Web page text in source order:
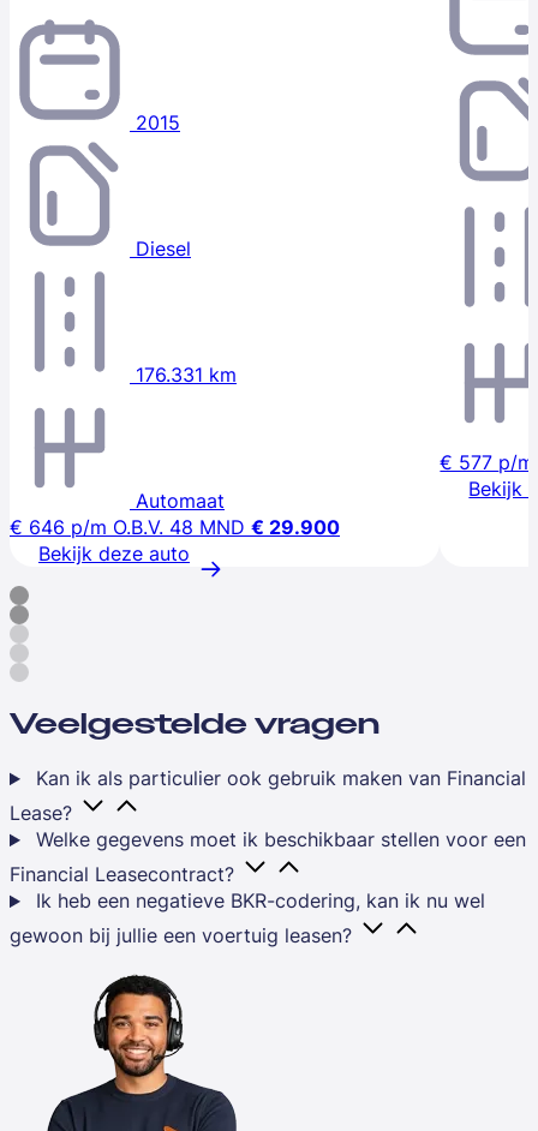
2015
Diesel
176.331 km
Automaat
€ 646 p/m O.B.V. 48 MND € 29.900
Bekijk deze auto
€ 577 p/m
Bekijk
Veelgestelde vragen
Kan ik als particulier ook gebruik maken van Financial
Lease?
Welke gegevens moet ik beschikbaar stellen voor een
Financial Leasecontract?
Ik heb een negatieve BKR-codering, kan ik nu wel
gewoon bij jullie een voertuig leasen?